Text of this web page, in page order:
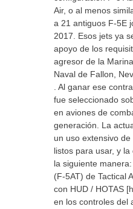
Air, o al menos
a 21 antiguos F-5E
2017. Esos jets ya
apoyo de los
agresor de la
Naval de Fallon,
. Al ganar ese
fue seleccionado
en aviones de
generación. La
un uso extensivo de
listos para usar, y
la siguiente
(F-5AT) de Tactical
con HUD / HOTAS
en los controles del